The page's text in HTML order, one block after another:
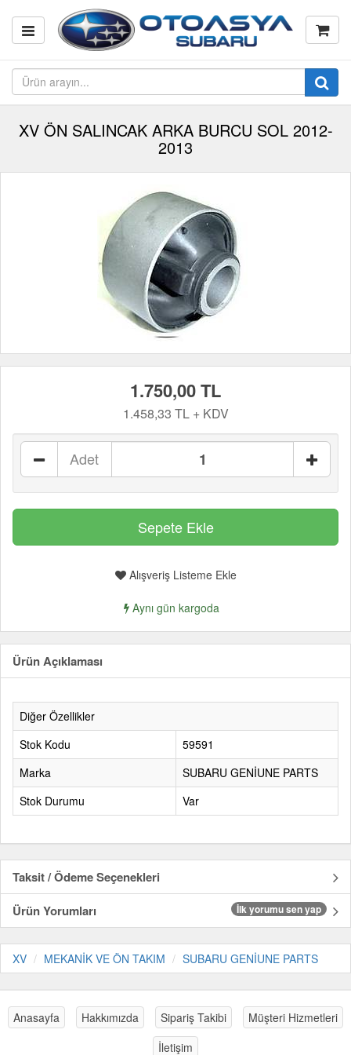
XV ÖN SALINCAK ARKA BURCU SOL 2012-
2013
1.750,00 TL
1.458,33 TL + KDV
Adet
Alışveriş Listeme Ekle
Aynı gün kargoda
Ürün Açıklaması
Diğer Özellikler
Stok Kodu
59591
Marka
SUBARU GENİUNE PARTS
Stok Durumu
Var
Taksit / Ödeme Seçenekleri
Ürün Yorumları
İlk yorumu sen yap
XV MEKANİK VE ÖN TAKIM SUBARU GENİUNE PARTS
Anasayfa Hakkımızda Sipariş Takibi
Müşteri Hizmetleri
İletişim